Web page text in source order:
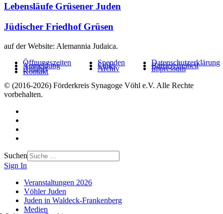
Lebensläufe Grüsener Juden
Jüdischer Friedhof Grüsen
auf der Website: Alemannia Judaica.
Öffnungszeiten
Anmeldung
Anfahrt
Kontakt
Spenden
Links
Archiv
Datenschutzerklärung
Barrierefreiheit
Impressum
© (2016-2026) Förderkreis Synagoge Vöhl e.V. Alle Rechte
vorbehalten.
Suchen
Sign In
Veranstaltungen 2026
Vöhler Juden
Juden in Waldeck-Frankenberg
Medien